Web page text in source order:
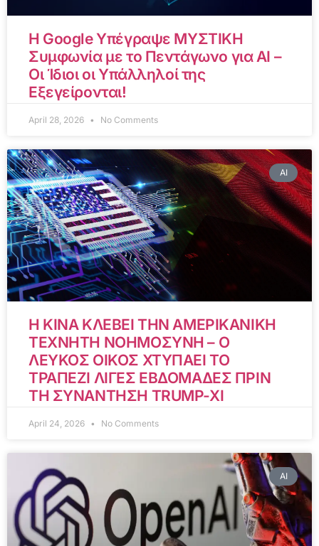
Η Google Υπέγραψε ΜΥΣΤΙΚΗ
Συμφωνία με το Πεντάγωνο για AI –
Οι Ίδιοι οι Υπάλληλοί της
Εξεγείρονται!
April 28, 2026 No Comments
AI
Η ΚΙΝΑ ΚΛΕΒΕΙ ΤΗΝ ΑΜΕΡΙΚΑΝΙΚΗ
ΤΕΧΝΗΤΗ ΝΟΗΜΟΣΥΝΗ – Ο
ΛΕΥΚΟΣ ΟΙΚΟΣ ΧΤΥΠΑΕΙ ΤΟ
ΤΡΑΠΕΖΙ ΛΙΓΕΣ ΕΒΔΟΜΑΔΕΣ ΠΡΙΝ
ΤΗ ΣΥΝΑΝΤΗΣΗ TRUMP-XI
April 24, 2026 No Comments
AI